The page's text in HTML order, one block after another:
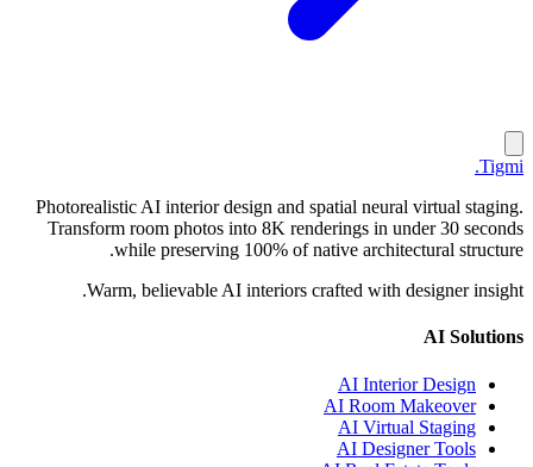
Tigmi
.
Photorealistic AI interior design and spatial neural virtual staging.
Transform room photos into 8K renderings in under 30 seconds
while preserving 100% of native architectural structure.
Warm, believable AI interiors crafted with designer insight.
AI Solutions
AI Interior Design
AI Room Makeover
AI Virtual Staging
AI Designer Tools